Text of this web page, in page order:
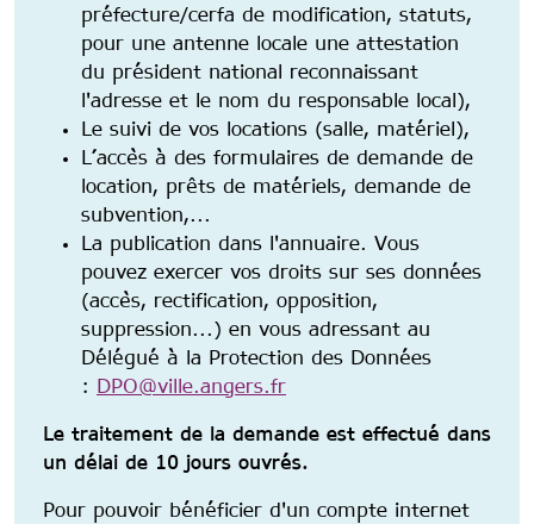
préfecture/cerfa de modification, statuts,
pour une antenne locale une attestation
du président national reconnaissant
l'adresse et le nom du responsable local),
Le suivi de vos locations (salle, matériel),
L’accès à des formulaires de demande de
location, prêts de matériels, demande de
subvention,...
La publication dans l'annuaire. Vous
pouvez exercer vos droits sur ses données
(accès, rectification, opposition,
suppression...) en vous adressant au
Délégué à la Protection des Données
: DPO@ville.angers.fr
Le traitement de la demande est effectué dans
un délai de 10 jours ouvrés.
Pour pouvoir bénéficier d'un compte internet